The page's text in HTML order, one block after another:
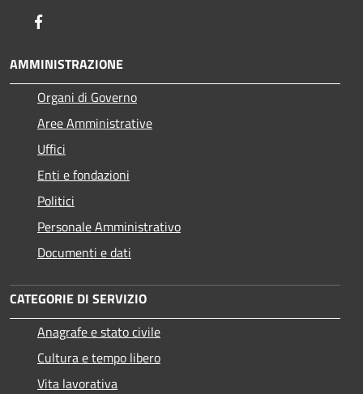
AMMINISTRAZIONE
Organi di Governo
Aree Amministrative
Uffici
Enti e fondazioni
Politici
Personale Amministrativo
Documenti e dati
CATEGORIE DI SERVIZIO
Anagrafe e stato civile
Cultura e tempo libero
Vita lavorativa